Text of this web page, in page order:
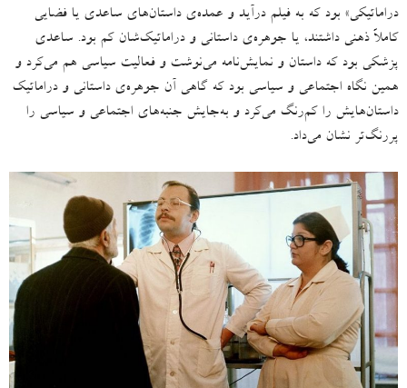
دراماتیکی» بود که به فیلم درآید و عمده‌ی داستان‌های ساعدی یا فضایی
کاملاً ذهنی داشتند، یا جوهره‌ی داستانی و دراماتیک‌شان کم بود. ساعدی
پزشکی بود که داستان و نمایش‌نامه می‌نوشت و فعالیت سیاسی هم می‌کرد و
همین نگاه اجتماعی و سیاسی بود که گاهی آن جوهره‌ی داستانی و دراماتیک
داستان‌هایش را کم‌رنگ می‌کرد و به‌جایش جنبه‌های اجتماعی و سیاسی را
پررنگ‌تر نشان می‌داد.